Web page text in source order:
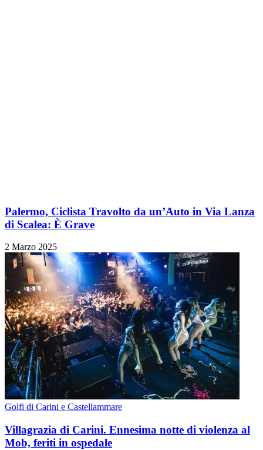
Palermo, Ciclista Travolto da un’Auto in Via Lanza
di Scalea: È Grave
2 Marzo 2025
Golfi di Carini e Castellammare
Villagrazia di Carini. Ennesima notte di violenza al
Mob, feriti in ospedale